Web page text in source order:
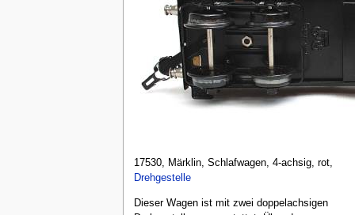
17530, Märklin, Schlafwagen, 4-achsig, rot,
Drehgestelle
Dieser Wagen ist mit zwei doppelachsigen